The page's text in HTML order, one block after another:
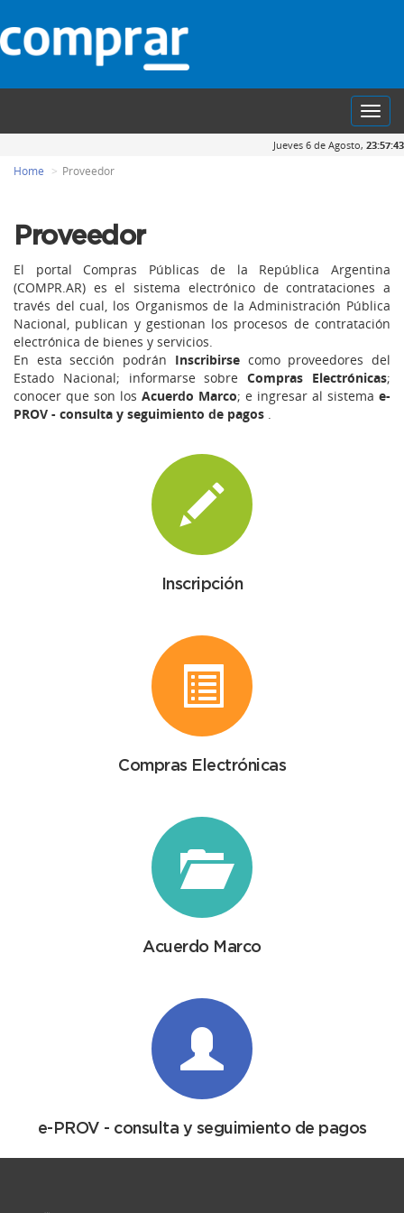
Jueves 6 de Agosto, 23:57:43
Home Proveedor
Proveedor
El portal Compras Públicas de la República Argentina
(COMPR.AR) es el sistema electrónico de contrataciones a
través del cual, los Organismos de la Administración Pública
Nacional, publican y gestionan los procesos de contratación
electrónica de bienes y servicios.
En esta sección podrán Inscribirsecomo proveedores del
Estado Nacional; informarse sobreCompras Electrónicas;
conocer que son los Acuerdo Marco; e ingresar al sistema e-
PROV - consulta y seguimiento de pagos .
Inscripción
Compras Electrónicas
Acuerdo Marco
e-PROV - consulta y seguimiento de pagos